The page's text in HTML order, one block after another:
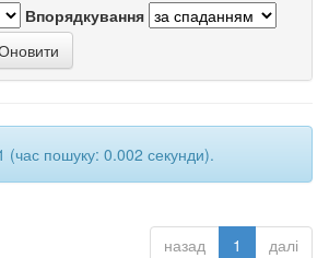
Впорядкування
(час пошуку: 0.002 секунди).
назад 1 далі